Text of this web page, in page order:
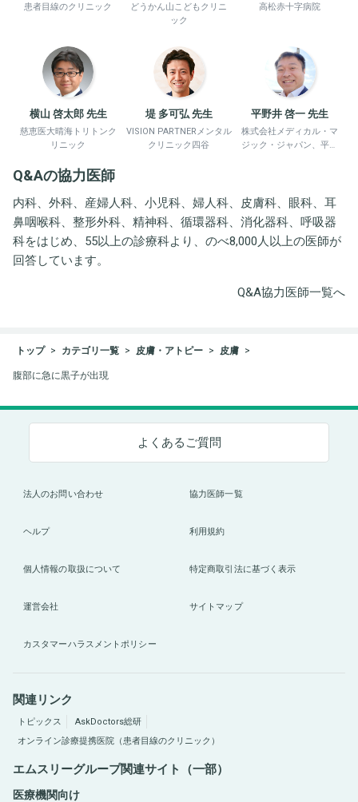
患者目線のクリニック
どうかん山こどもクリニ
ック
高松赤十字病院
横山 啓太郎 先生
慈恵医大晴海トリトンク
リニック
堤 多可弘 先生
VISION PARTNERメンタル
クリニック四谷
平野井 啓一 先生
株式会社メディカル・マ
ジック・ジャパン、平野
Q&Aの協力医師
内科、外科、産婦人科、小児科、婦人科、皮膚科、眼科、耳
鼻咽喉科、整形外科、精神科、循環器科、消化器科、呼吸器
科をはじめ、55以上の診療科より、のべ8,000人以上の医師が
回答しています。
Q&A協力医師一覧へ
トップ カテゴリ一覧 皮膚・アトピー 皮膚
腹部に急に黒子が出現
よくあるご質問
法人のお問い合わせ 協力医師一覧
ヘルプ 利用規約
個人情報の取扱について 特定商取引法に基づく表示
運営会社 サイトマップ
カスタマーハラスメントポリシー
関連リンク
トピックス
AskDoctors総研
オンライン診療提携医院（患者目線のクリニック）
エムスリーグループ関連サイト（一部）
医療機関向け